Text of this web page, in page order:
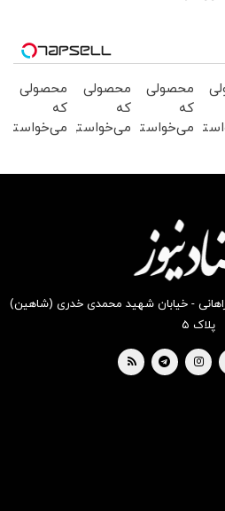
محصولی
که
می‌خواستی
بخر !
محصولی
که
می‌خواستی
محصولی
که
می‌خواستی
- خیابان شهید محمدی خدری (شاهین)
پلاک ۵